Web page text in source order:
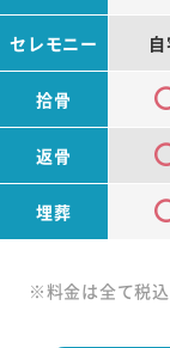
セレモニー
拾骨
返骨
埋葬
※料金は全て税込